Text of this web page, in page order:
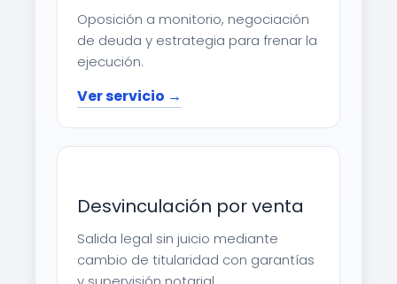
Oposición a monitorio, negociación
de deuda y estrategia para frenar la
ejecución.
Ver servicio →
Desvinculación por venta
Salida legal sin juicio mediante
cambio de titularidad con garantías